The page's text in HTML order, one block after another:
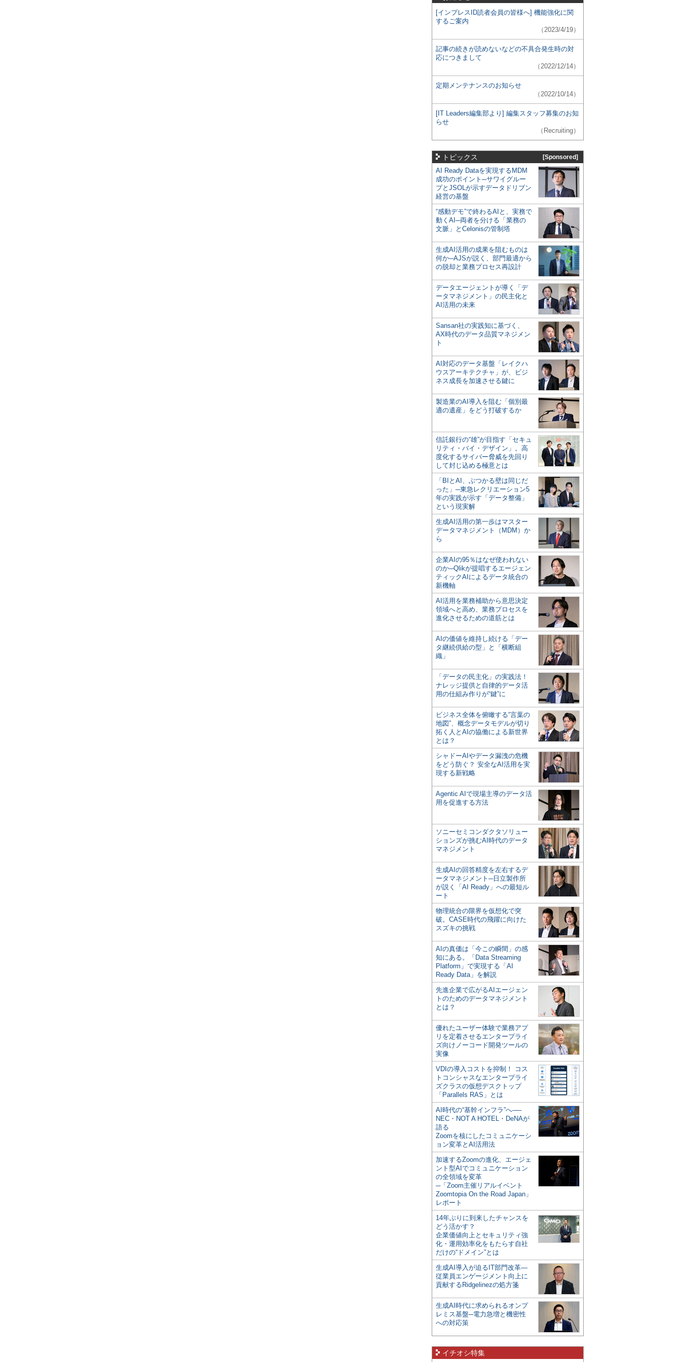
[インプレスID読者会員の皆様へ] 機能強化に関
するご案内
（2023/4/19）
記事の続きが読めないなどの不具合発生時の対
応につきまして
（2022/12/14）
定期メンテナンスのお知らせ
（2022/10/14）
[IT Leaders編集部より] 編集スタッフ募集のお知
らせ
（Recruiting）
トピックス [Sponsored]
AI Ready Dataを実現するMDM
成功のポイント─サワイグルー
プとJSOLが示すデータドリブン
経営の基盤
“感動デモ”で終わるAIと、実務で
動くAI─両者を分ける「業務の
文脈」とCelonisの管制塔
生成AI活用の成果を阻むものは
何か─AJSが説く、部門最適から
の脱却と業務プロセス再設計
データエージェントが導く「デ
ータマネジメント」の民主化と
AI活用の未来
Sansan社の実践知に基づく、
AX時代のデータ品質マネジメン
ト
AI対応のデータ基盤「レイクハ
ウスアーキテクチャ」が、ビジ
ネス成長を加速させる鍵に
製造業のAI導入を阻む「個別最
適の遺産」をどう打破するか
信託銀行の“雄”が目指す「セキュ
リティ・バイ・デザイン」。高
度化するサイバー脅威を先回り
して封じ込める極意とは
「BIとAI、ぶつかる壁は同じだ
った」─東急レクリエーション5
年の実践が示す「データ整備」
という現実解
生成AI活用の第一歩はマスター
データマネジメント（MDM）か
ら
企業AIの95％はなぜ使われない
のか─Qlikが提唱するエージェン
ティックAIによるデータ統合の
新機軸
AI活用を業務補助から意思決定
領域へと高め、業務プロセスを
進化させるための道筋とは
AIの価値を維持し続ける「デー
タ継続供給の型」と「横断組
織」
「データの民主化」の実践法！
ナレッジ提供と自律的データ活
用の仕組み作りが“鍵”に
ビジネス全体を俯瞰する“言葉の
地図”、概念データモデルが切り
拓く人とAIの協働による新世界
とは？
シャドーAIやデータ漏洩の危機
をどう防ぐ？ 安全なAI活用を実
現する新戦略
Agentic AIで現場主導のデータ活
用を促進する方法
ソニーセミコンダクタソリュー
ションズが挑むAI時代のデータ
マネジメント
生成AIの回答精度を左右するデ
ータマネジメント─日立製作所
が説く「AI Ready」への最短ル
ート
物理統合の限界を仮想化で突
破。CASE時代の飛躍に向けた
スズキの挑戦
AIの真価は「今この瞬間」の感
知にある。「Data Streaming
Platform」で実現する「AI
Ready Data」を解説
先進企業で広がるAIエージェン
トのためのデータマネジメント
とは？
優れたユーザー体験で業務アプ
リを定着させるエンタープライ
ズ向けノーコード開発ツールの
実像
VDIの導入コストを抑制！ コス
トコンシャスなエンタープライ
ズクラスの仮想デスクトップ
「Parallels RAS」とは
AI時代の“基幹インフラ”へ──
NEC・NOT A HOTEL・DeNAが
語る
Zoomを核にしたコミュニケーシ
ョン変革とAI活用法
加速するZoomの進化、エージェ
ント型AIでコミュニケーション
の全領域を変革
─「Zoom主催リアルイベント
Zoomtopia On the Road Japan」
レポート
14年ぶりに到来したチャンスを
どう活かす？
企業価値向上とセキュリティ強
化・運用効率化をもたらす自社
だけの“ドメイン”とは
生成AI導入が迫るIT部門改革―
従業員エンゲージメント向上に
貢献するRidgelinezの処方箋
生成AI時代に求められるオンプ
レミス基盤─電力急増と機密性
への対応策
イチオシ特集